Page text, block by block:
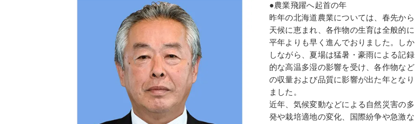
●農業飛躍へ起首の年
昨年の北海道農業については、春先から
天候に恵まれ、各作物の生育は全般的に
平年よりも早く進んでおりました。しか
しながら、夏場は猛暑・豪雨による記録
的な高温多湿の影響を受け、各作物など
の収量および品質に影響が出た年となり
ました。
近年、気候変動などによる自然災害の多
発や栽培適地の変化、国際紛争や急激な